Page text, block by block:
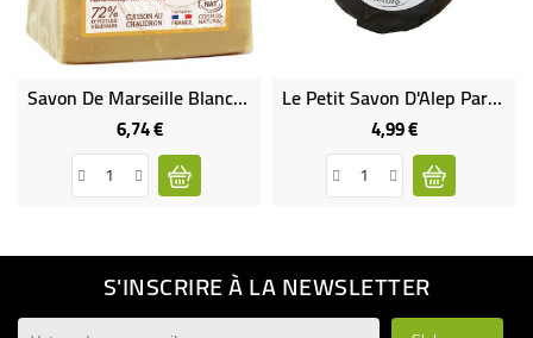
Savon De Marseille Blanc Cuit Au Chaudron
6,74 €Prix
Le Petit Savon D'Alep Parfumé À L'Huile De Nigelle Bio
4,99 €Prix
S'INSCRIRE À LA NEWSLETTER